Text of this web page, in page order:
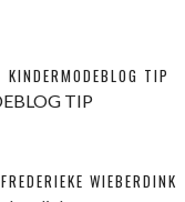
KINDERMODEBLOG TIP
FREDERIEKE WIEBERDINK